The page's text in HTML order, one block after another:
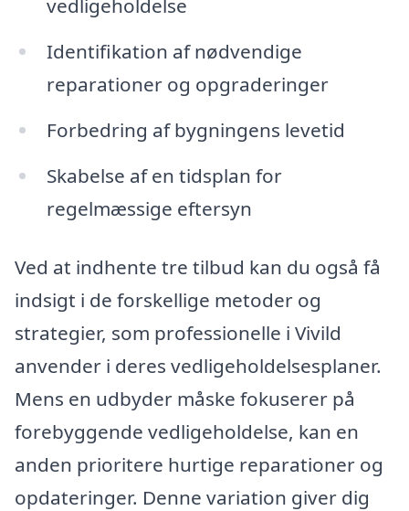
vedligeholdelse
Identifikation af nødvendige
reparationer og opgraderinger
Forbedring af bygningens levetid
Skabelse af en tidsplan for
regelmæssige eftersyn
Ved at indhente tre tilbud kan du også få
indsigt i de forskellige metoder og
strategier, som professionelle i Vivild
anvender i deres vedligeholdelsesplaner.
Mens en udbyder måske fokuserer på
forebyggende vedligeholdelse, kan en
anden prioritere hurtige reparationer og
opdateringer. Denne variation giver dig